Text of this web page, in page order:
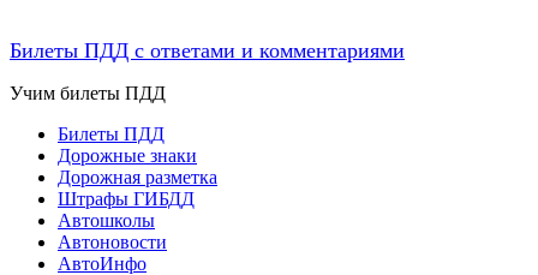
Билеты ПДД с ответами и комментариями
Учим билеты ПДД
Билеты ПДД
Дорожные знаки
Дорожная разметка
Штрафы ГИБДД
Автошколы
Автоновости
АвтоИнфо